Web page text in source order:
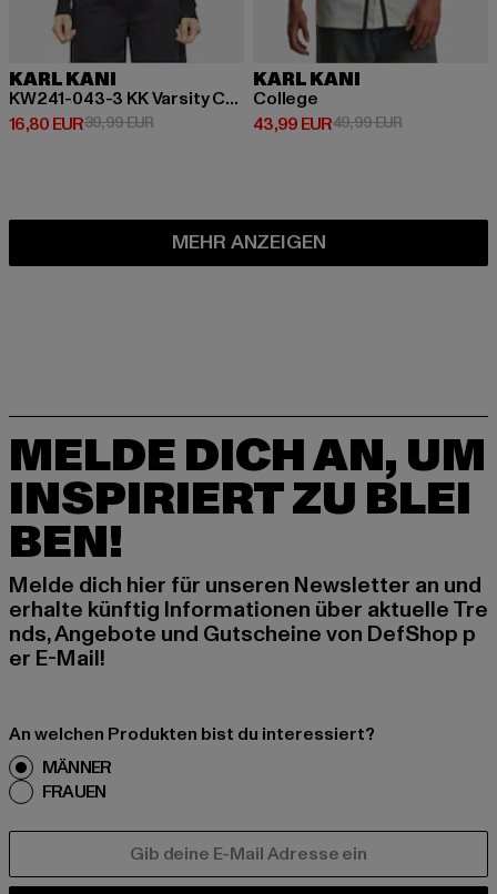
KARL KANI
KW241-043-3 KK Varsity Crop Block Rib Ls
16,80 EUR
Derzeitiger Preis: 16,80 EUR
39,99 EURAktionspreis: 39,99 EUR
KARL KANI
College
43,99 EUR
Derzeitiger Preis: 43,99 EUR
49,99 EURAktionspreis:
MEHR ANZEIGEN
MELDE DICH AN, UM
INSPIRIERT ZU BLEI
BEN!
Melde dich hier für unseren Newsletter an und
erhalte künftig Informationen über aktuelle Tre
nds, Angebote und Gutscheine von DefShop p
er E-Mail!
An welchen Produkten bist du interessiert?
MÄNNER
FRAUEN